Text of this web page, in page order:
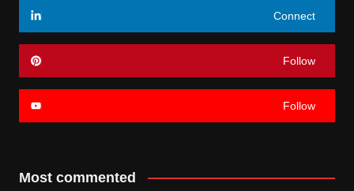
Connect
Follow
Follow
Most commented